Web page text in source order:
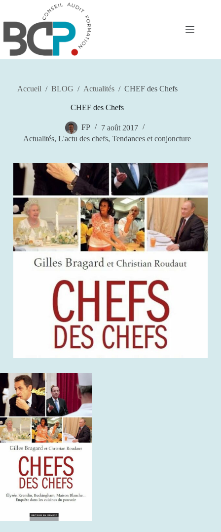
contenu
Accueil / BLOG / Actualités / CHEF des Chefs
CHEF des Chefs
FP
7 août 2017
Actualités,L'actu des chefs,Tendances et conjoncture